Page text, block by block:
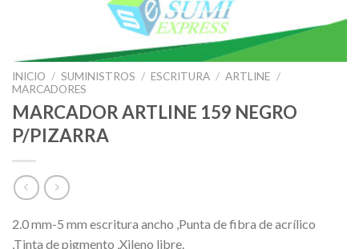
INICIO / SUMINISTROS / ESCRITURA / ARTLINE /
MARCADORES
MARCADOR ARTLINE 159 NEGRO
P/PIZARRA
2.0 mm-5 mm escritura ancho ,Punta de fibra de acrílico
,Tinta de pigmento ,Xileno libre.